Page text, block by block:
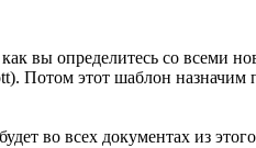
вы определитесь со всеми
Потом этот шаблон
во всех документах из